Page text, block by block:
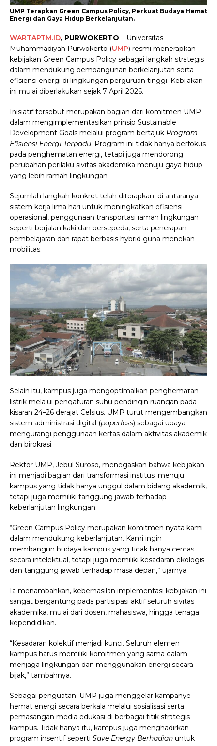
UMP Terapkan Green Campus Policy, Perkuat Budaya Hemat
Energi dan Gaya Hidup Berkelanjutan.
WARTAPTM.ID, PURWOKERTO – Universitas
Muhammadiyah Purwokerto (UMP) resmi menerapkan
kebijakan Green Campus Policy sebagai langkah strategis
dalam mendukung pembangunan berkelanjutan serta
efisiensi energi di lingkungan perguruan tinggi. Kebijakan
ini mulai diberlakukan sejak 7 April 2026.
Inisiatif tersebut merupakan bagian dari komitmen UMP
dalam mengimplementasikan prinsip Sustainable
Development Goals melalui program bertajuk Program
Efisiensi Energi Terpadu. Program ini tidak hanya berfokus
pada penghematan energi, tetapi juga mendorong
perubahan perilaku sivitas akademika menuju gaya hidup
yang lebih ramah lingkungan.
Sejumlah langkah konkret telah diterapkan, di antaranya
sistem kerja lima hari untuk meningkatkan efisiensi
operasional, penggunaan transportasi ramah lingkungan
seperti berjalan kaki dan bersepeda, serta penerapan
pembelajaran dan rapat berbasis hybrid guna menekan
mobilitas.
Selain itu, kampus juga mengoptimalkan penghematan
listrik melalui pengaturan suhu pendingin ruangan pada
kisaran 24–26 derajat Celsius. UMP turut mengembangkan
sistem administrasi digital (paperless) sebagai upaya
mengurangi penggunaan kertas dalam aktivitas akademik
dan birokrasi.
Rektor UMP, Jebul Suroso, menegaskan bahwa kebijakan
ini menjadi bagian dari transformasi institusi menuju
kampus yang tidak hanya unggul dalam bidang akademik,
tetapi juga memiliki tanggung jawab terhadap
keberlanjutan lingkungan.
“Green Campus Policy merupakan komitmen nyata kami
dalam mendukung keberlanjutan. Kami ingin
membangun budaya kampus yang tidak hanya cerdas
secara intelektual, tetapi juga memiliki kesadaran ekologis
dan tanggung jawab terhadap masa depan,” ujarnya.
Ia menambahkan, keberhasilan implementasi kebijakan ini
sangat bergantung pada partisipasi aktif seluruh sivitas
akademika, mulai dari dosen, mahasiswa, hingga tenaga
kependidikan.
“Kesadaran kolektif menjadi kunci. Seluruh elemen
kampus harus memiliki komitmen yang sama dalam
menjaga lingkungan dan menggunakan energi secara
bijak,” tambahnya.
Sebagai penguatan, UMP juga menggelar kampanye
hemat energi secara berkala melalui sosialisasi serta
pemasangan media edukasi di berbagai titik strategis
kampus. Tidak hanya itu, kampus juga menghadirkan
program insentif seperti Save Energy Berhadiah untuk